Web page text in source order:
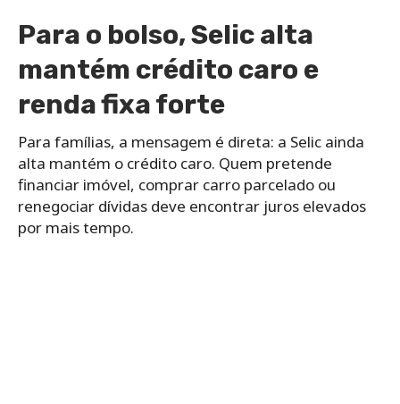
Para o bolso, Selic alta
mantém crédito caro e
renda fixa forte
Para famílias, a mensagem é direta: a Selic ainda
alta mantém o crédito caro. Quem pretende
financiar imóvel, comprar carro parcelado ou
renegociar dívidas deve encontrar juros elevados
por mais tempo.